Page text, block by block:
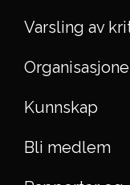
Varsling av
Kunnskap
Bli medlem